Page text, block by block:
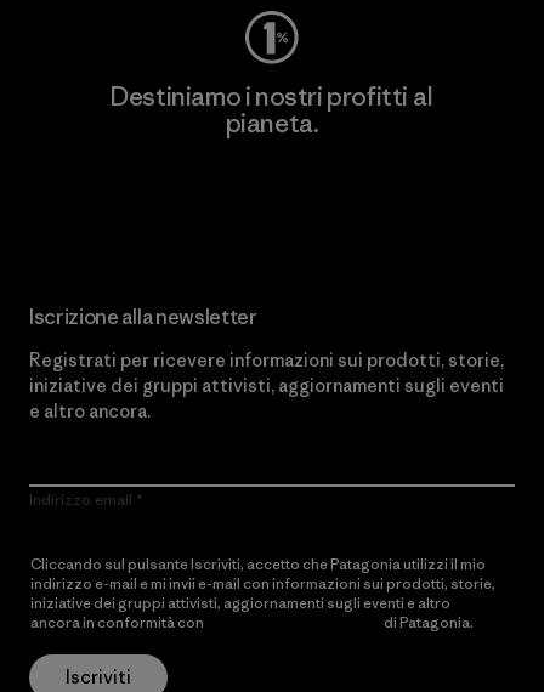
Destiniamo i nostri profitti al
pianeta.
Iscrizione alla newsletter
Registrati per ricevere informazioni sui prodotti, storie,
iniziative dei gruppi attivisti, aggiornamenti sugli eventi
e altro ancora.
Indirizzo email
Cliccando sul pulsante Iscriviti, accetto che Patagonia utilizzi il mio
indirizzo e-mail e mi invii e-mail con informazioni sui prodotti, storie,
iniziative dei gruppi attivisti, aggiornamenti sugli eventi e altro
ancora in conformità con
di Patagonia.
Iscriviti